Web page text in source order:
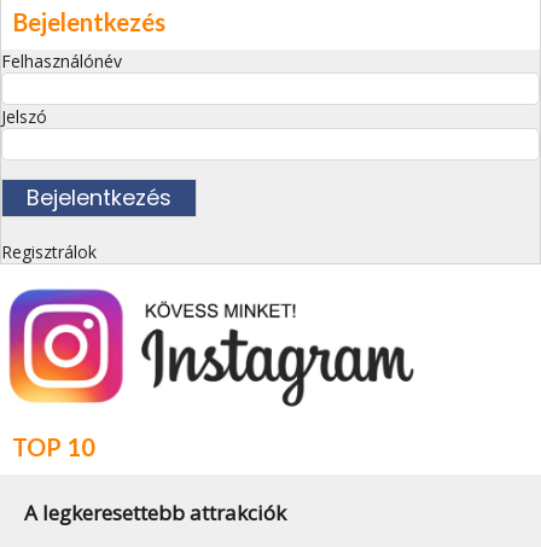
Bejelentkezés
Felhasználónév
Jelszó
Regisztrálok
TOP 10
A legkeresettebb attrakciók